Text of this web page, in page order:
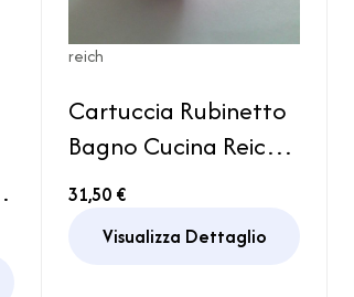
reich
Cartuccia Rubinetto
Bagno Cucina Reich
Ricambio Miscelatore
31,50 €
Visualizza Dettaglio